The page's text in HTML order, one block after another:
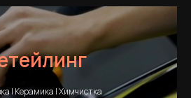
| Керамика | Химчистка